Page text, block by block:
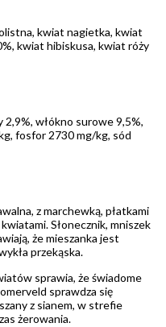
kwiat nagietka, kwiat
kwiat hibiskusa, kwiat róży
2,9%, włókno surowe 9,5%,
fosfor 2730 mg/kg, sód
z marchewką, płatkami
Słonecznik, mniszek
że mieszanka jest
przekąska.
sprawia, że świadome
sprawdza się
z sianem, w strefie
żerowania.